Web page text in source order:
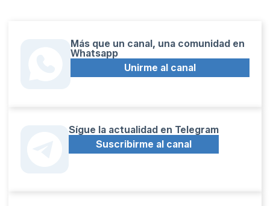
Más que un canal, una comunidad en
Whatsapp
Unirme al canal
Sígue la actualidad en Telegram
Suscribirme al canal